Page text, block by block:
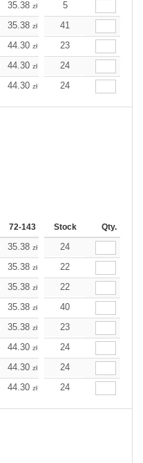
35.38 zł 35.10
5
35.38 zł 35.10
41
44.30 zł 43.89
23
44.30 zł 43.89
24
44.30 zł 43.89
24
72-143 144-287 288 +
Stock Qty.
35.38 zł 35.10
24
35.38 zł 35.10
22
35.38 zł 35.10
22
35.38 zł 35.10
40
35.38 zł 35.10
23
44.30 zł 43.89
24
44.30 zł 43.89
24
44.30 zł 43.89
24